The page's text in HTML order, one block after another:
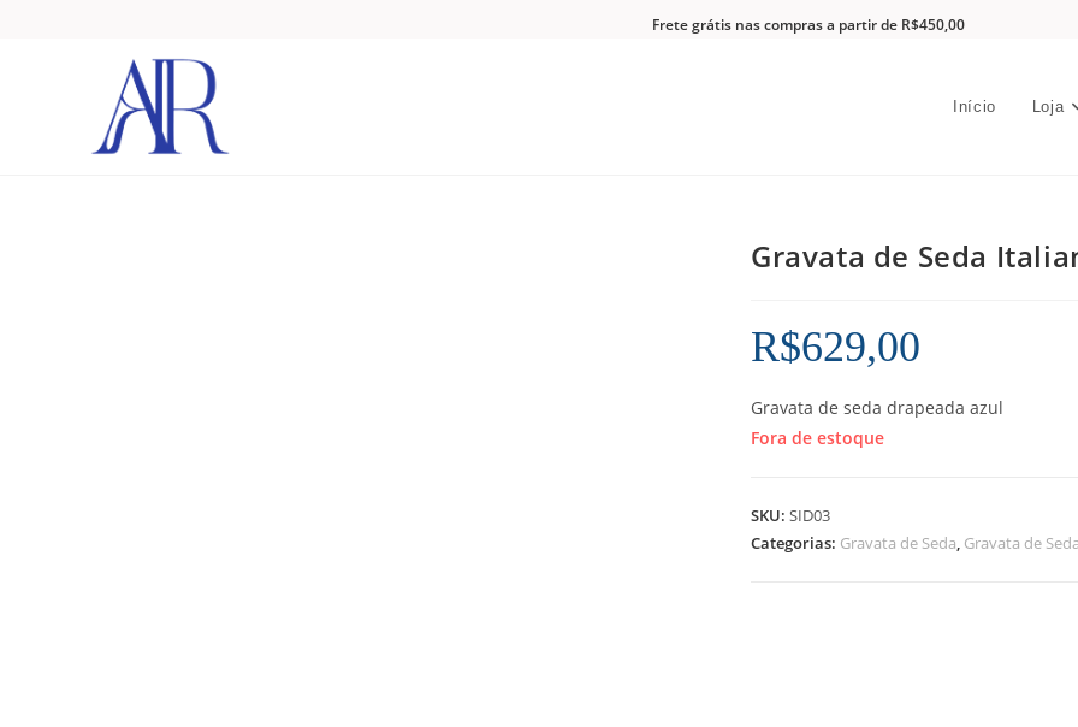
Frete grátis nas compras a partir de R$450,00
Início Loja
Gravata de Seda
R$629,00
Gravata de seda drapeada azul
Fora de estoque
SKU: SID03
Categorias: Gravata de Seda, Gravata de